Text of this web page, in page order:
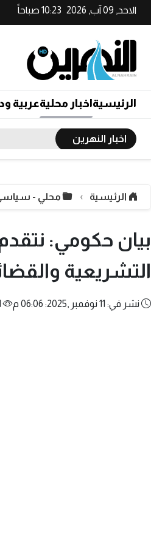
الاحد, 09 آب, 2026 10:23 صباحاً
الرئيسيةاخبار محليةعربية
اخبار النهرين
الرئيسية محلي -
بيان حكومي:
التشريعية
نشر في: 11 نوفمبر ,2025: 06:06 م 141 مشاهدة